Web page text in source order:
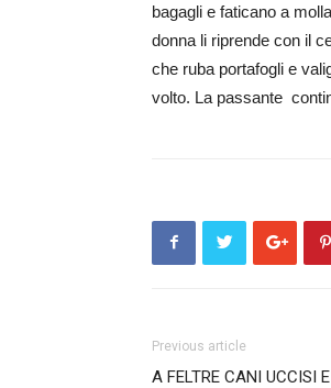
bagagli e faticano a
donna li riprende con il
che ruba portafogli e
volto. La passante
Previous article
A FELTRE CANI UCCISI